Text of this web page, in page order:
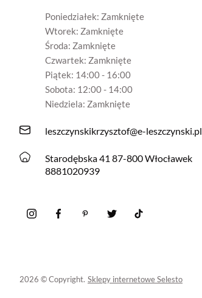
Poniedziałek: Zamknięte
Wtorek: Zamknięte
Środa: Zamknięte
Czwartek: Zamknięte
Piątek: 14:00 - 16:00
Sobota: 12:00 - 14:00
Niedziela: Zamknięte
leszczynskikrzysztof@e-leszczynski.pl
Starodębska 41 87-800 Włocławek
8881020939
2026 © Copyright. Sklepy internetowe Selesto